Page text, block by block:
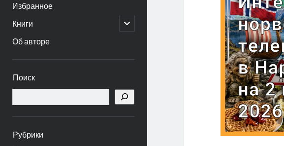
Избранное
Книги
открыть
дочернее
Об авторе
панель
Поиск
Рубрики